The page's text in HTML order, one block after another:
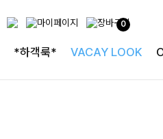
0
*하객룩* VACAY LOOK